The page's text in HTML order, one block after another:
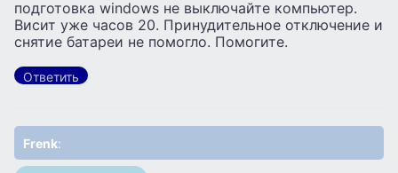
подготовка windows не выключайте компьютер.
Висит уже часов 20. Принудительное отключение и
снятие батареи не помогло. Помогите.
Ответить
Frenk: